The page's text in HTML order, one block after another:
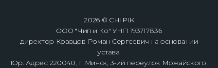
2026 © CHIPIK
ООО "Чип и Ко" УНП 193717836
директор Кравцов Роман Сергеевич на основании
устава.
Юр. Адрес 220040, г. Минск, 3-ий переулок Можайского,